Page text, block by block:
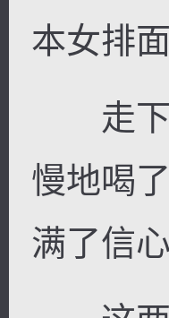
本女排
走下
慢地喝
满了信